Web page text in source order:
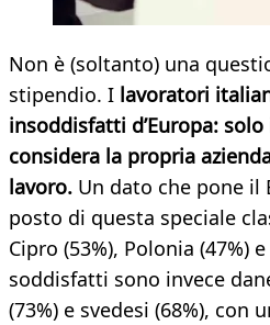
Non è (soltanto) una
stipendio. I lavoratori
insoddisfatti d’Europa:
considera la propria
lavoro. Un dato che pone il
posto di questa speciale
Cipro (53%), Polonia (47%)
soddisfatti sono invece
(73%) e svedesi (68%), con